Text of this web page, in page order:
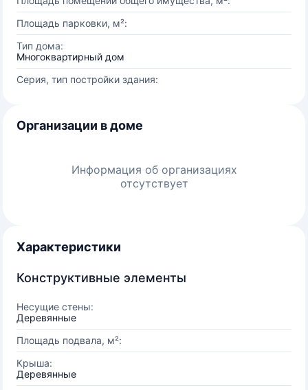
Площадь парковки, м²:
Тип дома:
Многоквартирный дом
Серия, тип постройки здания:
Организации в доме
Информация об организациях
отсутствует
Характеристики
Конструктивные элементы
Несущие стены:
Деревянные
Площадь подвала, м²:
Крыша:
Деревянные